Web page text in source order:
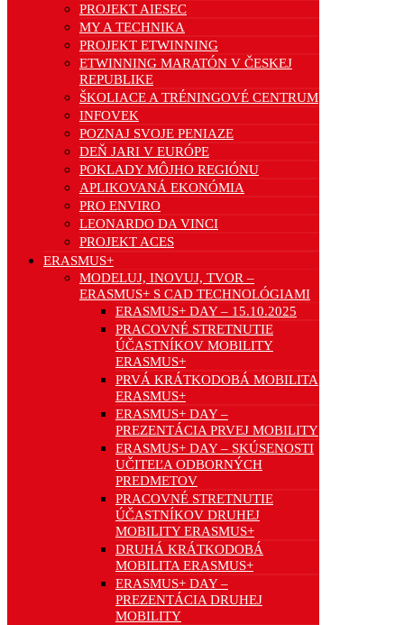
PROJEKT AIESEC
MY A TECHNIKA
PROJEKT ETWINNING
ETWINNING MARATÓN V ČESKEJ
REPUBLIKE
ŠKOLIACE A TRÉNINGOVÉ CENTRUM
INFOVEK
POZNAJ SVOJE PENIAZE
DEŇ JARI V EURÓPE
POKLADY MÔJHO REGIÓNU
APLIKOVANÁ EKONÓMIA
PRO ENVIRO
LEONARDO DA VINCI
PROJEKT ACES
ERASMUS+
MODELUJ, INOVUJ, TVOR –
ERASMUS+ S CAD TECHNOLÓGIAMI
ERASMUS+ DAY – 15.10.2025
PRACOVNÉ STRETNUTIE
ÚČASTNÍKOV MOBILITY
ERASMUS+
PRVÁ KRÁTKODOBÁ MOBILITA
ERASMUS+
ERASMUS+ DAY –
PREZENTÁCIA PRVEJ MOBILITY
ERASMUS+ DAY – SKÚSENOSTI
UČITEĽA ODBORNÝCH
PREDMETOV
PRACOVNÉ STRETNUTIE
ÚČASTNÍKOV DRUHEJ
MOBILITY ERASMUS+
DRUHÁ KRÁTKODOBÁ
MOBILITA ERASMUS+
ERASMUS+ DAY –
PREZENTÁCIA DRUHEJ
MOBILITY